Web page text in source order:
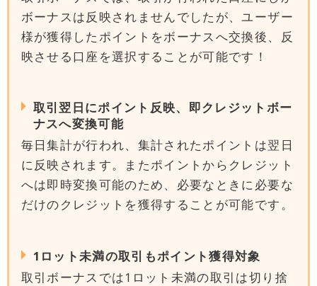
ボーナスは反映されませんでしたが、ユーザー
様が獲得したポイントをボーナスへ交換後、反
映させる口座を選択することが可能です！
取引翌日にポイント反映、即クレジットボー
ナスへ変換可能
毎日集計が行われ、集計されたポイントは翌日
に反映されます。またポイントからクレジット
へは即時変換可能のため、必要なときに必要な
だけのクレジットを獲得することが可能です。
1ロット未満の取引もポイント獲得対象
取引ボーナスでは1ロット未満の取引は切り捨